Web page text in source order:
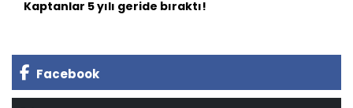
Kaptanlar 5 yılı geride bıraktı!
Facebook